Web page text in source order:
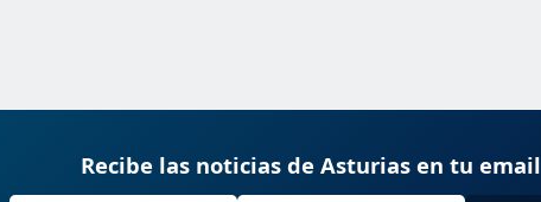
Recibe las noticias de Asturias en tu email